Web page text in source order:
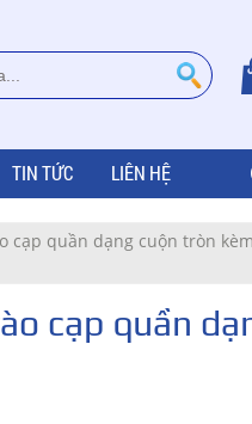
TIN TỨC LIÊN HỆ
cạp quần dạng cuộn tròn
cạp quần